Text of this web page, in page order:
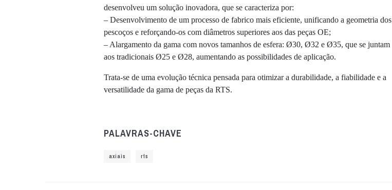
desenvolveu um solução inovadora, que se caracteriza por:
– Desenvolvimento de um processo de fabrico mais eficiente, unificando a geometria dos
pescoços e reforçando-os com diâmetros superiores aos das peças OE;
– Alargamento da gama com novos tamanhos de esfera: Ø30, Ø32 e Ø35, que se juntam
aos tradicionais Ø25 e Ø28, aumentando as possibilidades de aplicação.
Trata-se de uma evolução técnica pensada para otimizar a durabilidade, a fiabilidade e a
versatilidade da gama de peças da RTS.
PALAVRAS-CHAVE
axiais rts